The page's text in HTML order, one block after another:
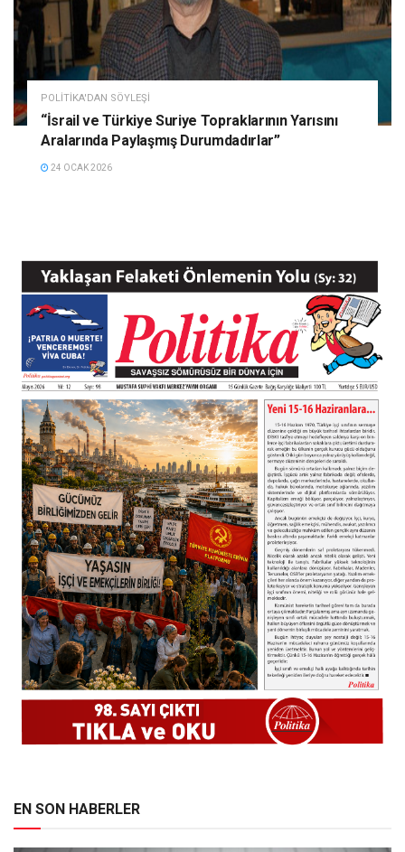
POLITIKA'DAN SÖYLEŞI
“İsrail ve Türkiye Suriye Topraklarının Yarısını
Aralarında Paylaşmış Durumdadırlar”
24 OCAK 2026
EN SON HABERLER